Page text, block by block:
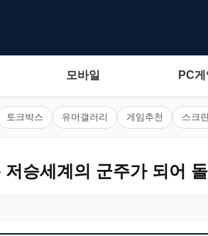
모바일 PC게
토크박스 유머갤러리 게임추천 스크
저승세계의 군주가 되어